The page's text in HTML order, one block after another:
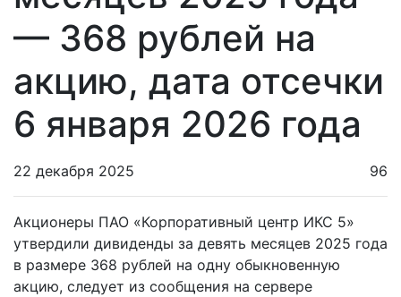
— 368 рублей на
акцию, дата отсечки
6 января 2026 года
22 декабря 2025 96
Акционеры ПАО «Корпоративный центр ИКС 5»
утвердили дивиденды за девять месяцев 2025 года
в размере 368 рублей на одну обыкновенную
акцию, следует из сообщения на сервере